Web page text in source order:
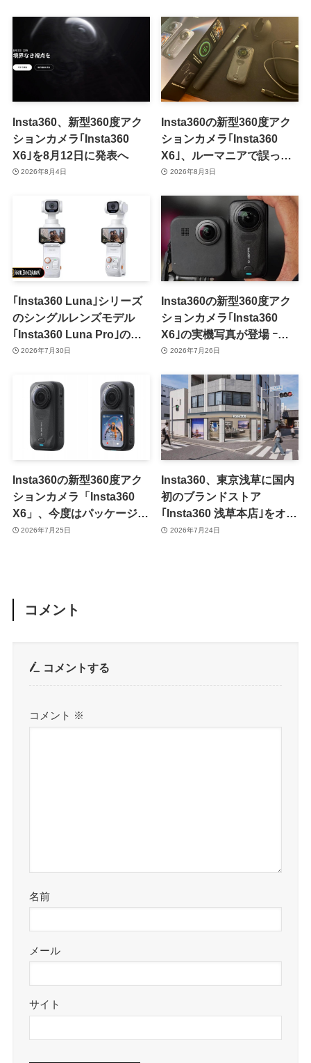
能に
Insta360、新型360度アク
ションカメラ｢Insta360
X6｣を8月12日に発表へ
2026年8月4日
Insta360の新型360度アク
ションカメラ｢Insta360
X6｣、ルーマニアで誤って
フライング販売か ｰ 8月中
2026年8月3日
｢Insta360 Luna｣シリーズ
のシングルレンズモデル
｢Insta360 Luna Pro｣のプ
レスレンダリング画像が流
2026年7月30日
Insta360の新型360度アク
ションカメラ｢Insta360
X6｣の実機写真が登場 ｰ
｢X5｣との大きさ比較も
2026年7月26日
Insta360の新型360度アク
ションカメラ「Insta360
X6」、今度はパッケージ写
真が流出
2026年7月25日
Insta360、東京浅草に国内
初のブランドストア
｢Insta360 浅草本店｣をオー
プンへ ｰ オープン当日には
2026年7月24日
コメント
コメントする
コメント ※
名前
メール
サイト